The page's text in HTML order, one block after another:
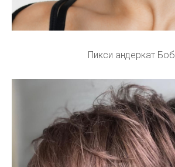
Пикси андеркат Боб